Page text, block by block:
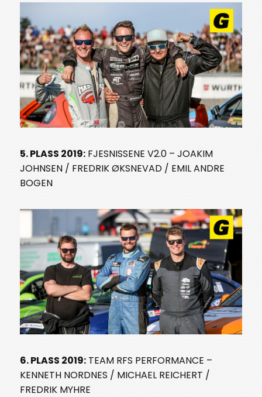
5. PLASS 2019: FJESNISSENE V2.0 – JOAKIM
JOHNSEN / FREDRIK ØKSNEVAD / EMIL ANDRE
BOGEN
6. PLASS 2019: TEAM RFS PERFORMANCE –
KENNETH NORDNES / MICHAEL REICHERT /
FREDRIK MYHRE